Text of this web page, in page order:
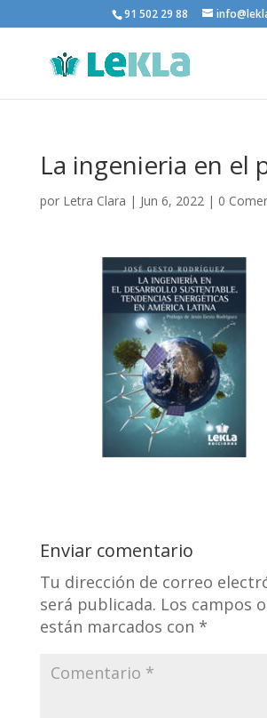
91 502 29 88
La ingenieria en el
por Letra Clara | Jun 6, 2022| 0
Enviar comentario
Tu dirección de correo
será publicada. Los campos
están marcados con *